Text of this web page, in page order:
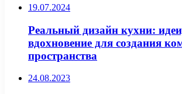
19.07.2024
Реальный дизайн кухни:
вдохновение для создания
пространства
24.08.2023